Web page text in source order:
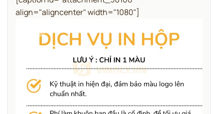
align="aligncenter" width="1080"]